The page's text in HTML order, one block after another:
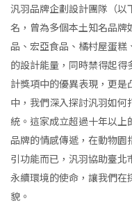
汎羽品牌企劃設計團隊（
名，曾為多個本土知名品
品、宏亞食品、橘村屋蛋
的設計能量，同時禁得起
計獎項中的優異表現，更
中，我們深入探討汎羽如
統。這家成立超過十年以上
品牌的情感傳遞，在動物園
引功能而已，汎羽協助臺
永續環境的使命，讓我們
貌。